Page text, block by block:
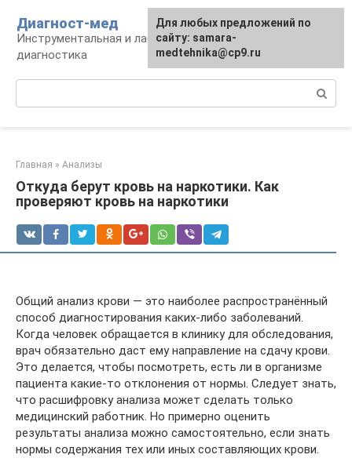
контенту
Диагност-мед
Инструментальная и лабораторная
диагностика
Главная » Анализы
Откуда берут кровь на наркотики. Как
проверяют кровь на наркотики
Общий анализ крови — это наиболее распространённый
способ диагностирования каких-либо заболеваний.
Когда человек обращается в клинику для обследования,
врач обязательно даст ему направление на сдачу крови.
Это делается, чтобы посмотреть, есть ли в организме
пациента какие-то отклонения от нормы. Следует знать,
что расшифровку анализа может сделать только
медицинский работник. Но примерно оценить
результаты анализа можно самостоятельно, если знать
нормы содержания тех или иных составляющих крови.
Для любых предложений по
сайту: samara-
medtehnika@cp9.ru